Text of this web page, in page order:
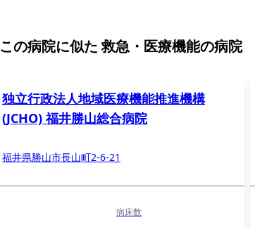
この病院に似た 救急・医療機能の病院
独立行政法人地域医療機能推進機構
(JCHO) 福井勝山総合病院
福井県勝山市長山町2-6-21
病床数